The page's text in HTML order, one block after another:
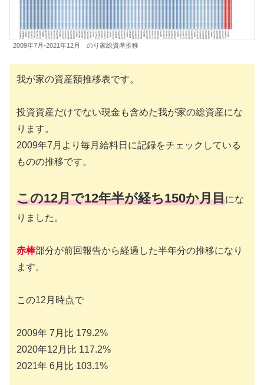
2009年7月-2021年12月 のり家総資産推移
我が家の資産額推移表です。
投資資産だけでない現金も含めた我が家の総資産にな
ります。
2009年7月より毎月給料日に記録をチェックしている
ものの推移です。
この12月で12年半が経ち150か月目にな
りました。
赤棒部分が前回報告から経過した半年分の推移になり
ます。
この12月時点で
2009年 7月比 179.2%
2020年12月比 117.2%
2021年 6月比 103.1%